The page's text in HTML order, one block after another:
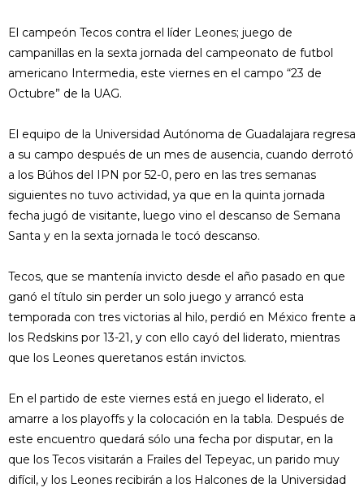
El campeón Tecos contra el líder Leones; juego de
campanillas en la sexta jornada del campeonato de futbol
americano Intermedia, este viernes en el campo “23 de
Octubre” de la UAG.
El equipo de la Universidad Autónoma de Guadalajara regresa
a su campo después de un mes de ausencia, cuando derrotó
a los Búhos del IPN por 52-0, pero en las tres semanas
siguientes no tuvo actividad, ya que en la quinta jornada
fecha jugó de visitante, luego vino el descanso de Semana
Santa y en la sexta jornada le tocó descanso.
Tecos, que se mantenía invicto desde el año pasado en que
ganó el título sin perder un solo juego y arrancó esta
temporada con tres victorias al hilo, perdió en México frente a
los Redskins por 13-21, y con ello cayó del liderato, mientras
que los Leones queretanos están invictos.
En el partido de este viernes está en juego el liderato, el
amarre a los playoffs y la colocación en la tabla. Después de
este encuentro quedará sólo una fecha por disputar, en la
que los Tecos visitarán a Frailes del Tepeyac, un parido muy
difícil, y los Leones recibirán a los Halcones de la Universidad